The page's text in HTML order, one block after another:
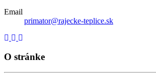
Email
primator@rajecke-teplice.sk
O stránke